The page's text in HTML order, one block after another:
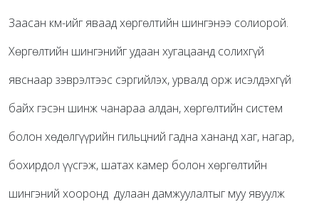
Заасан км-ийг яваад хөргөлтийн шингэнээ солиорой.
Хөргөлтийн шингэнийг удаан хугацаанд солихгүй
явснаар зэврэлтээс сэргийлэх, урвалд орж исэлдэхгүй
байх гэсэн шинж чанараа алдан, хөргөлтийн систем
болон хөдөлгүүрийн гильцний гадна хананд хаг, нагар,
бохирдол үүсгэж, шатах камер болон хөргөлтийн
шингэний хооронд дулаан дамжуулалтыг муу явуулж